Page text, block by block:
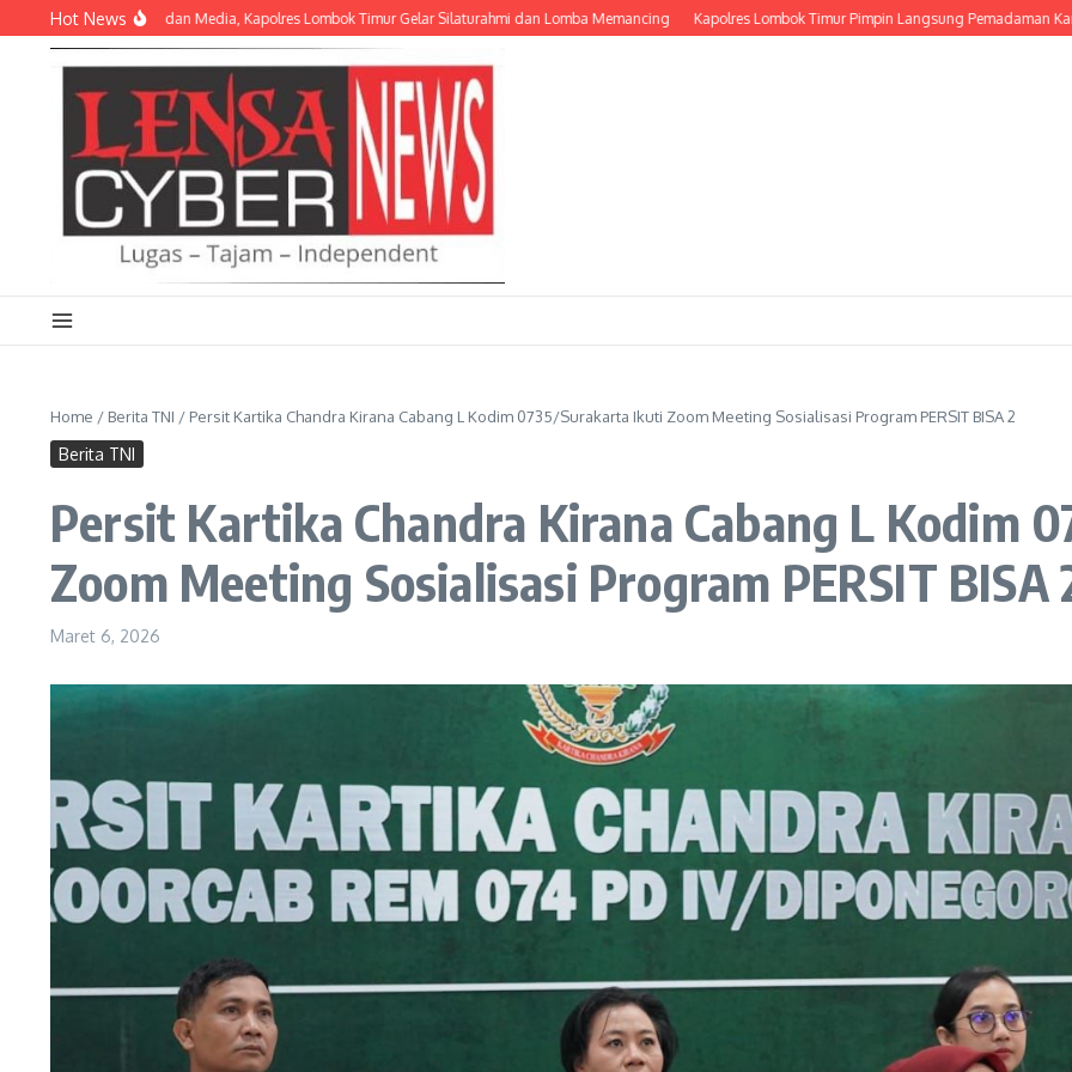
Lewati ke konten
Hot News
Kemitraan Polri dan Media, Kapolres Lombok Timur Gelar Silaturahmi dan Lomba Memancing Kapolres Lombok Timur Pimpin Langsung Pemadaman Karhutla
Home / Berita TNI / Persit Kartika Chandra Kirana Cabang L Kodim 0735/Surakarta Ikuti Zoom Meeting Sosialisasi Program PERSIT BISA 2
Berita TNI
Persit Kartika Chandra Kirana Cabang L Kodim
Zoom Meeting Sosialisasi Program PERSIT BISA
Maret 6, 2026